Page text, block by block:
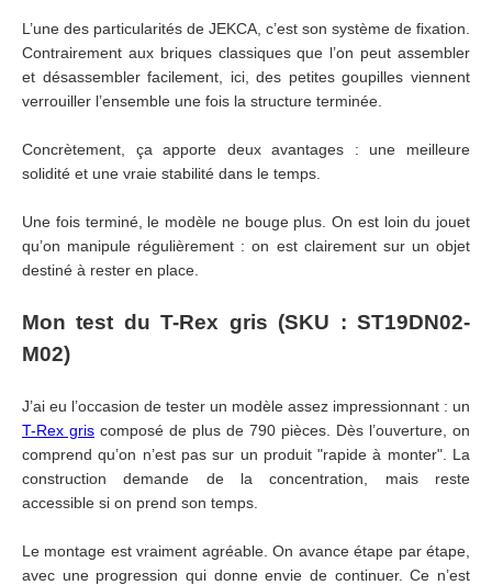
L’une des particularités de JEKCA, c’est son système de fixation.
Contrairement aux briques classiques que l’on peut assembler
et désassembler facilement, ici, des petites goupilles viennent
verrouiller l’ensemble une fois la structure terminée.
Concrètement, ça apporte deux avantages : une meilleure
solidité et une vraie stabilité dans le temps.
Une fois terminé, le modèle ne bouge plus. On est loin du jouet
qu’on manipule régulièrement : on est clairement sur un objet
destiné à rester en place.
Mon test du T-Rex gris (SKU : ST19DN02-
M02)
J’ai eu l’occasion de tester un modèle assez impressionnant : un
T-Rex gris composé de plus de 790 pièces. Dès l’ouverture, on
comprend qu’on n’est pas sur un produit "rapide à monter". La
construction demande de la concentration, mais reste
accessible si on prend son temps.
Le montage est vraiment agréable. On avance étape par étape,
avec une progression qui donne envie de continuer. Ce n’est